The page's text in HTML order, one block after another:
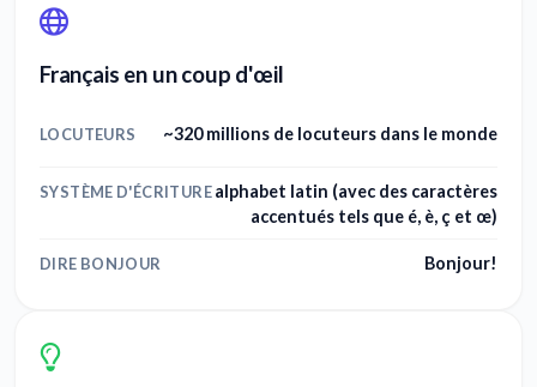
Français en un coup d'œil
LOCUTEURS ~320 millions de locuteurs dans le monde
SYSTÈME D'ÉCRITUREalphabet latin (avec des caractères
accentués tels que é, è, ç et œ)
DIRE BONJOUR Bonjour!